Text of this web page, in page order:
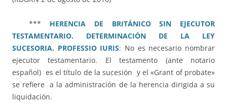
*** HERENCIA DE BRITÁNICO SIN EJECUTOR
TESTAMENTARIO. DETERMINACIÓN DE LA LEY
SUCESORIA. PROFESSIO IURIS: No es necesario nombrar
ejecutor testamentario. El testamento (ante notario
español) es el título de la sucesión y el «Grant of probate»
se refiere a la administración de la herencia dirigida a su
liquidación.